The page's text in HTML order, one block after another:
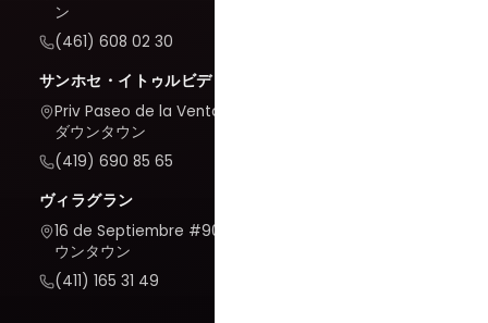
ン
(461) 608 02 30
サンホセ・イトゥルビデ
Priv Paseo de la Venta #7,
ダウンタウン
(419) 690 85 65
ヴィラグラン
16 de Septiembre #909, ダ
ウンタウン
(411) 165 31 49